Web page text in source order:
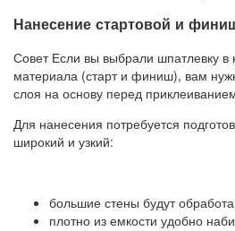
Нанесение стартовой и
Совет Если вы выбрали шпатлевку в
материала (старт и финиш), вам
слоя на основу перед
Для нанесения потребуется
широкий и узкий:
большие стены будут
плотно из емкости удобно